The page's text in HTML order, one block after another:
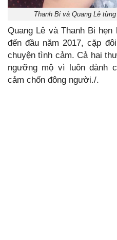
Thanh Bi và Quang Lê
Quang Lê và Thanh Bi
đến đầu năm 2017, cặp
chuyện tình cảm. Cả hai
ngưỡng mộ vì luôn dành
cảm chốn đông người./.